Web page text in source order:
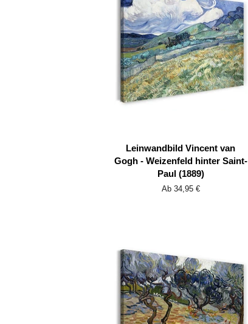
Leinwandbild Vincent van
Gogh - Weizenfeld hinter Saint-
Paul (1889)
Ab 34,95 €